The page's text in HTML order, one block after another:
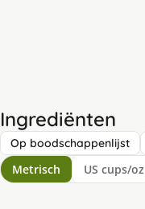
Ingrediënten
Op boodschappenlijst
Metrisch US cups/oz